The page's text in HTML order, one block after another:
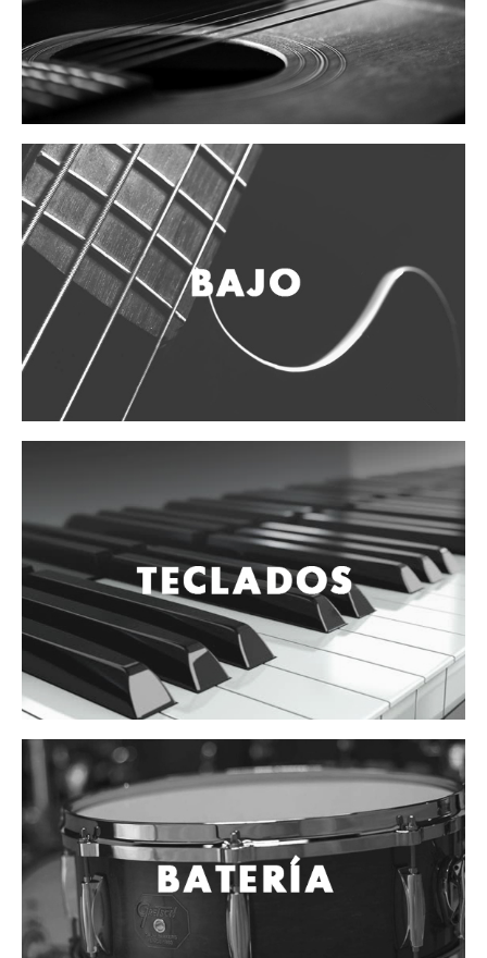
Bombos
Platillos
Baquetas, mazos y bolillos
Pergaminos
Liras
Guiros
Vientos
Accesorios
Micrófonos
Mano alámbrico
Instrumento alámbrico
Inalámbrico de mano
Inalámbrico para instrumento
Estudio
Corro y escenario
Instalaciones
Cámara, computadora y celular
Pedestales y soportes
Accesorios
Cables
Audio Profesional
Columnas pasivas
Columnas activas
Amplificadores
Consolas mezcladoras